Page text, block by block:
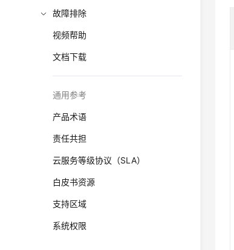
故障排除
视频帮助
文档下载
通用参考
产品术语
责任共担
云服务等级协议（SLA）
白皮书资源
支持区域
系统权限